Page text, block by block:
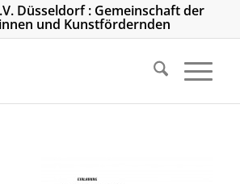
Düsseldorf : Gemeinschaft der
und Kunstfördernden